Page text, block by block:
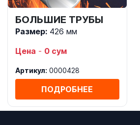
БОЛЬШИЕ ТРУБЫ
Размер: 426 мм
Цена - 0 сум
Артикул: 0000428
ПОДРОБНЕЕ